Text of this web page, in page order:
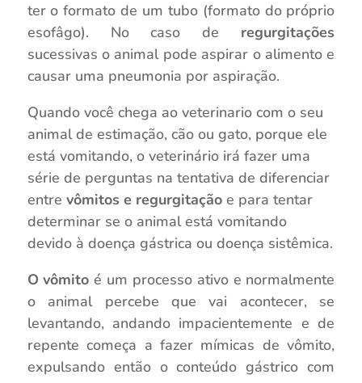
ter o formato de um tubo (formato do próprio
esofâgo). No caso de regurgitações
sucessivas o animal pode aspirar o alimento e
causar uma pneumonia por aspiração.
Quando você chega ao veterinario com o seu
animal de estimação, cão ou gato, porque ele
está vomitando, o veterinário irá fazer uma
série de perguntas na tentativa de diferenciar
entre vômitos e regurgitação e para tentar
determinar se o animal está vomitando
devido à doença gástrica ou doença sistêmica.
O vômito é um processo ativo e normalmente
o animal percebe que vai acontecer, se
levantando, andando impacientemente e de
repente começa a fazer mímicas de vômito,
expulsando então o conteúdo gástrico com